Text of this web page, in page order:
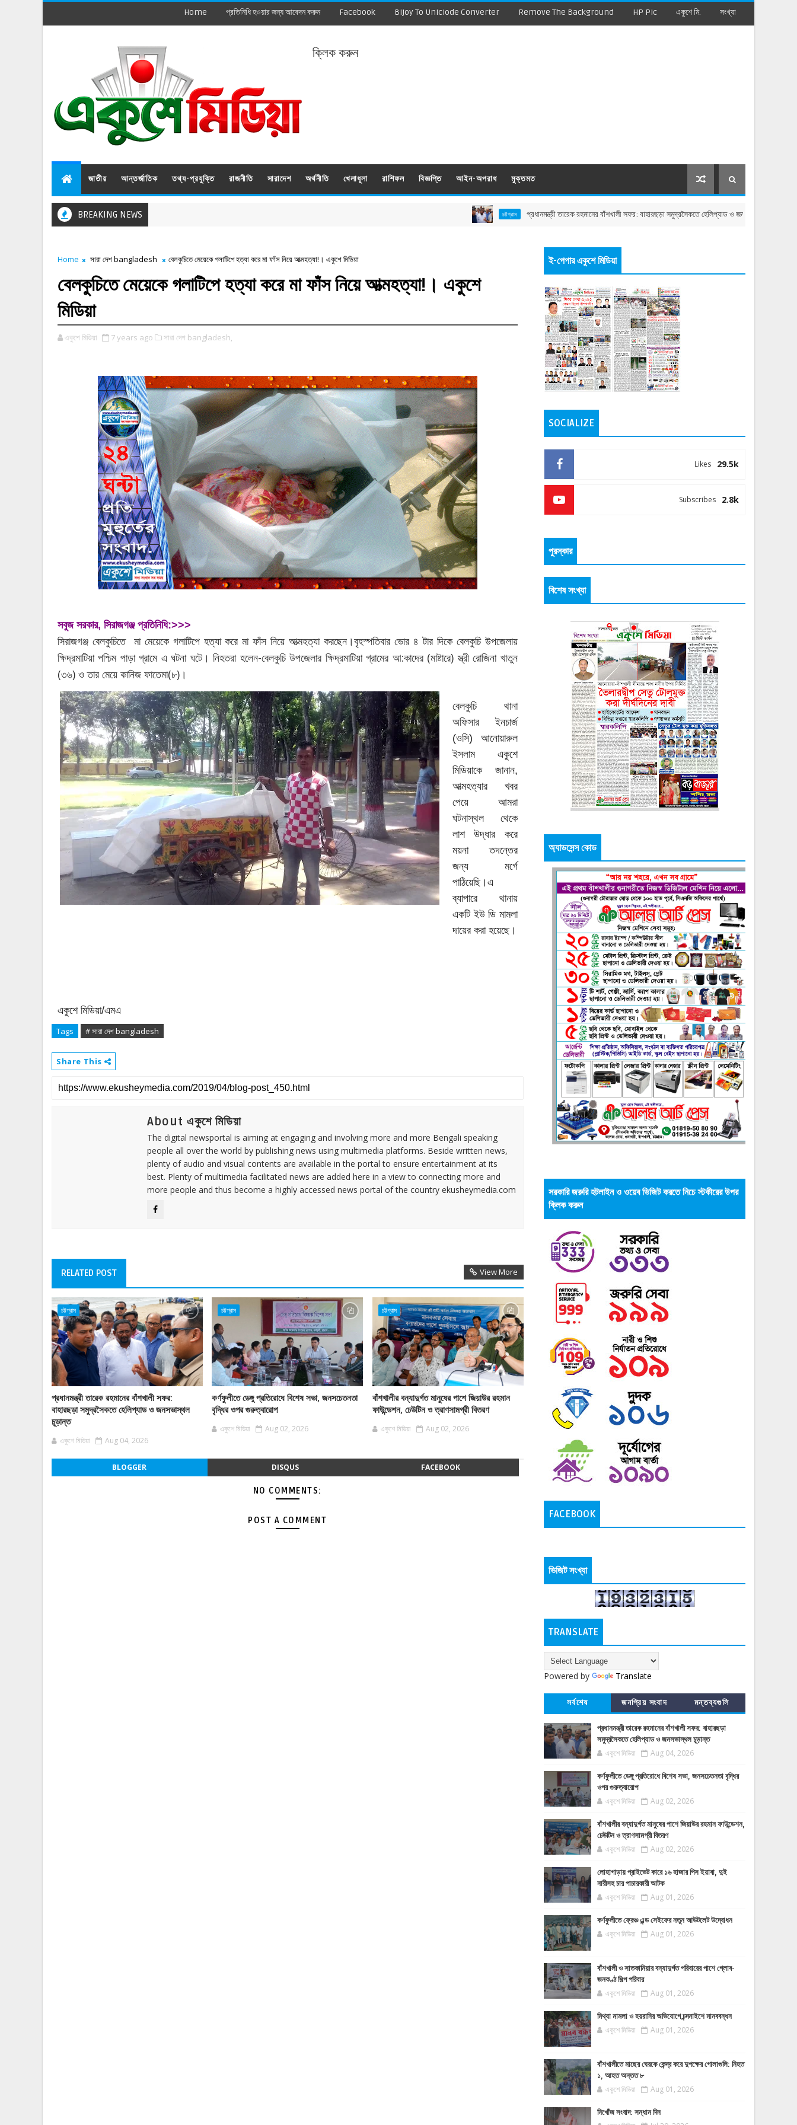
Home প্রতিনিধি হওয়ার জন্য আবেদন করুন Facebook Bijoy To Uniciode Converter Remove The Background HP Pic একুশে মি. সংখ্যা
ক্লিক করুন
জাতীয় আন্তর্জাতিক তথ্য-প্রযুক্তি রাজনীতি সারাদেশ অর্থনীতি খেলাধূলা রাশিফল বিজ্ঞপ্তি আইন-অপরাধ মুক্তমত
BREAKING NEWS চট্টগ্রাম প্রধানমন্ত্রী তারেক রহমানের বাঁশখালী সফর: বাহারছড়া সমুদ্রসৈকতে হেলিপ্যাড ও জনসভাস্থল চূড়ান্ত
Home সারা দেশ bangladesh বেলকুচিতে মেয়েকে গলাটিপে হত্যা করে মা ফাঁস নিয়ে আত্মহত্যা!। একুশে মিডিয়া
বেলকুচিতে মেয়েকে গলাটিপে হত্যা করে মা ফাঁস নিয়ে আত্মহত্যা!। একুশে
মিডিয়া
একুশে মিডিয়া 7 years ago সারা দেশ bangladesh,
সবুজ সরকার, সিরাজগঞ্জ প্রতিনিধি:>>>
সিরাজগঞ্জ বেলকুচিতে মা মেয়েকে গলাটিপে হত্যা করে মা ফাঁস নিয়ে আত্মহত্যা করছেন।বৃহস্পতিবার ভোর ৪ টার দিকে বেলকুচি উপজেলায়
ক্ষিদ্রমাটিয়া পশ্চিম পাড়া গ্রামে এ ঘটনা ঘটে। নিহতরা হলেন-বেলকুচি উপজেলার ক্ষিদ্রমাটিয়া গ্রামের আ:কাদের (মাষ্টারে) স্ত্রী রোজিনা খাতুন
(৩৬) ও তার মেয়ে কানিজ ফাতেমা(৮)।
বেলকুচি থানা
অফিসার ইনচার্জ
(ওসি) আনোয়ারুল
ইসলাম একুশে
মিডিয়াকে জানান,
আত্মহত্যার খবর
পেয়ে আমরা
ঘটনাস্থল থেকে
লাশ উদ্ধার করে
ময়না তদন্তের
জন্য মর্গে
পাঠিয়েছি।এ
ব্যাপারে থানায়
একটি ইউ ডি মামলা
দায়ের করা হয়েছে।
একুশে মিডিয়া/এমএ
Tags # সারা দেশ bangladesh
Share This
About একুশে মিডিয়া
The digital newsportal is aiming at engaging and involving more and more Bengali speaking
people all over the world by publishing news using multimedia platforms. Beside written news,
plenty of audio and visual contents are available in the portal to ensure entertainment at its
best. Plenty of multimedia facilitated news are added here in a view to connecting more and
more people and thus become a highly accessed news portal of the country ekusheymedia.com
RELATED POST View More
চট্টগ্রাম
প্রধানমন্ত্রী তারেক রহমানের বাঁশখালী সফর:
বাহারছড়া সমুদ্রসৈকতে হেলিপ্যাড ও জনসভাস্থল
চূড়ান্ত
একুশে মিডিয়া Aug 04, 2026
চট্টগ্রাম
কর্ণফুলীতে ডেঙ্গু প্রতিরোধে বিশেষ সভা, জনসচেতনতা
বৃদ্ধির ওপর গুরুত্বারোপ
একুশে মিডিয়া Aug 02, 2026
চট্টগ্রাম
বাঁশখালীর বন্যাদুর্গত মানুষের পাশে জিয়াউর রহমান
ফাউন্ডেশন, ঢেউটিন ও ত্রাণসামগ্রী বিতরণ
একুশে মিডিয়া Aug 02, 2026
BLOGGER DISQUS FACEBOOK
NO COMMENTS:
POST A COMMENT
ই-পেপার একুশে মিডিয়া
SOCIALIZE
29.5k
Likes
2.8k
Subscribes
পুরস্কার
বিশেষ সংখ্যা
অ্যাডসেন্স কোড
সরকারি জরুরি হটলাইন ও ওয়েব ভিজিট করতে নিচে স্টকীরের উপর
ক্লিক করুন
FACEBOOK
ভিজিট সংখ্যা
TRANSLATE
Powered by Translate
সর্বশেষ জনপ্রিয় সংবাদ মন্তব্যগুলি
প্রধানমন্ত্রী তারেক রহমানের বাঁশখালী সফর: বাহারছড়া
সমুদ্রসৈকতে হেলিপ্যাড ও জনসভাস্থল চূড়ান্ত
একুশে মিডিয়া Aug 04, 2026
কর্ণফুলীতে ডেঙ্গু প্রতিরোধে বিশেষ সভা, জনসচেতনতা বৃদ্ধির
ওপর গুরুত্বারোপ
একুশে মিডিয়া Aug 02, 2026
বাঁশখালীর বন্যাদুর্গত মানুষের পাশে জিয়াউর রহমান ফাউন্ডেশন,
ঢেউটিন ও ত্রাণসামগ্রী বিতরণ
একুশে মিডিয়া Aug 02, 2026
লোহাগাড়ায় প্রাইভেট কারে ১৬ হাজার পিস ইয়াবা, দুই
নারীসহ চার পাচারকারী আটক
একুশে মিডিয়া Aug 01, 2026
কর্ণফুলীতে ফ্রেঞ্চ এন্ড সেইফের নতুন আউটলেট উদ্বোধন
একুশে মিডিয়া Aug 01, 2026
বাঁশখালী ও সাতকানিয়ার বন্যাদুর্গত পরিবারের পাশে গ্লোব-
জনকণ্ঠ শিল্প পরিবার
একুশে মিডিয়া Aug 01, 2026
মিথ্যা মামলা ও হয়রানির অভিযোগে চন্দনাইশে মানববন্ধন
একুশে মিডিয়া Aug 01, 2026
বাঁশখালীতে মাছের ঘেরকে কেন্দ্র করে দুপক্ষের গোলাগুলি: নিহত
১, আহত অন্তত ৮
একুশে মিডিয়া Aug 01, 2026
নিখোঁজ সংবাদ: সন্ধান দিন